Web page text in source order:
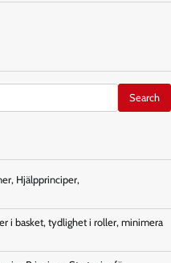
Hjälpprinciper,
i basket, tydlighet i roller, minimera